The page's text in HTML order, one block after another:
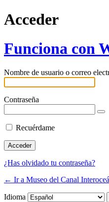
Acceder
Funciona con
Nombre de usuario o correo
Contraseña
Recuérdame
¿Has olvidado tu contraseña?
← Ir a Museo del Canal
Idioma